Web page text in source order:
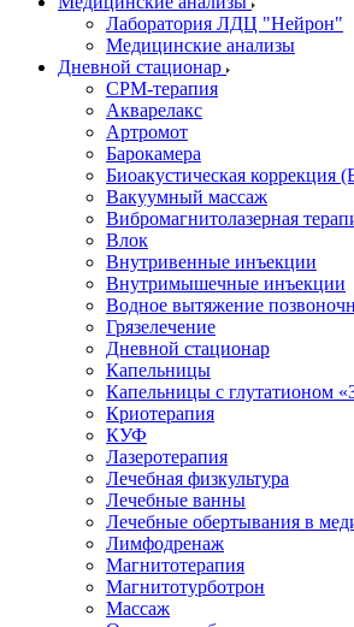
Лаборатория ЛДЦ "Нейрон"
Медицинские анализы
Дневной стационар
CPM-терапия
Акварелакс
Артромот
Барокамера
Биоакустическая коррекция
Вакуумный массаж
Вибромагнитолазерная
Влок
Внутривенные инъекции
Внутримышечные инъекции
Водное вытяжение
Грязелечение
Дневной стационар
Капельницы
Капельницы с глутатионом
Криотерапия
КУФ
Лазеротерапия
Лечебная физкультура
Лечебные ванны
Лечебные обертывания в
Лимфодренаж
Магнитотерапия
Магнитотурботрон
Массаж